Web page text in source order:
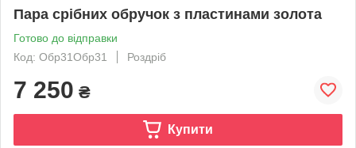
Пара срібних обручок з пластинами золота
Готово до відправки
Код: Обр31Обр31
Роздріб
7 250 ₴
Купити